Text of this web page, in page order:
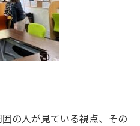
の人が見ている視点、その